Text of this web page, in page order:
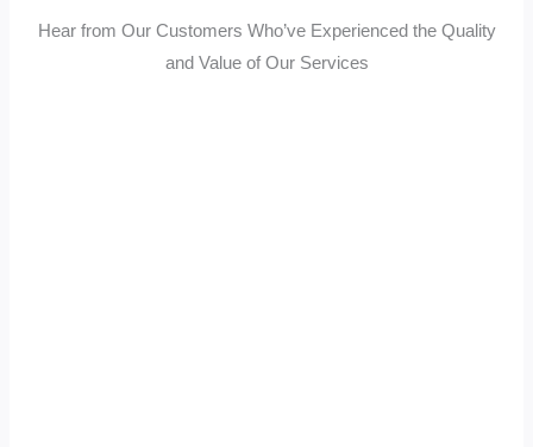
Hear from Our Customers Who’ve Experienced the Quality
and Value of Our Services